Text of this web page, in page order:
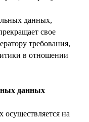
данных,
свое
требования,
в отношении
данных
на